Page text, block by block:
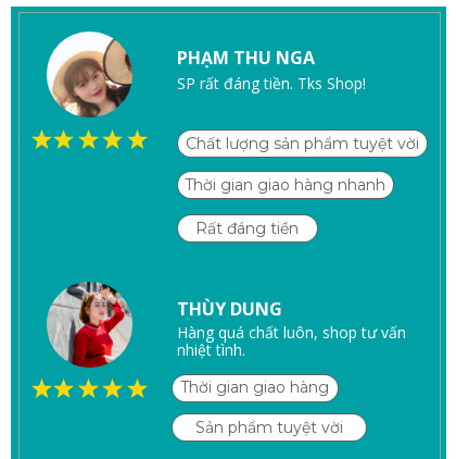
Chất lượng sản phẩm tuyệt vời
SP rất đáng tiền. Tks Shop!
PHẠM THU NGA
Thời gian giao hàng nhanh
Rất đáng tiền
Sản phẩm tuyệt vời
Hàng quá chất luôn, shop tư vấn
nhiệt tình.
THÙY DUNG
Thời gian giao hàng
nhanh